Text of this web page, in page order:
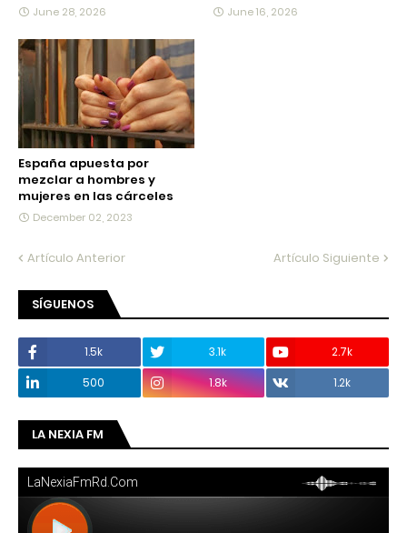
June 28, 2026 June 16, 2026
España apuesta por
mezclar a hombres y
mujeres en las cárceles
December 02, 2023
Artículo Anterior Artículo Siguiente
SÍGUENOS
1.5k 3.1k
2.7k
500
1.8k 1.2k
LA NEXIA FM